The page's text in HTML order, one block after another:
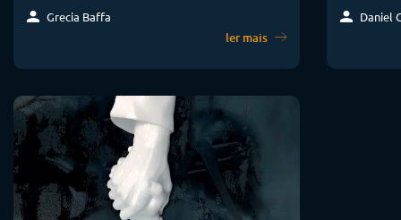
Grecia Baffa
ler mais
Daniel